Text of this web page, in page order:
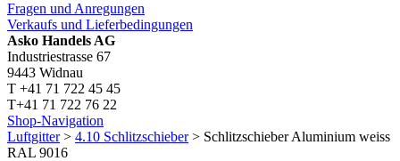
Fragen und Anregungen
Verkaufs und Lieferbedingungen
Asko Handels AG
Industriestrasse 67
9443 Widnau
T +41 71 722 45 45
T+41 71 722 76 22
Shop-Navigation
Luftgitter> 4.10 Schlitzschieber> Schlitzschieber Aluminium weiss
RAL 9016